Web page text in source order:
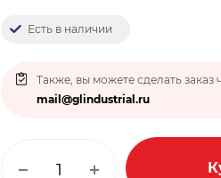
Есть в наличии
Также, вы можете сделать заказ
mail@glindustrial.ru